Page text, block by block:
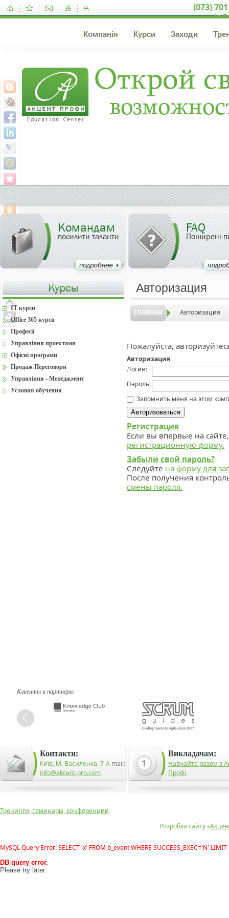
(073)
Компанія Курси Заходи
Командам
посилити таланти
FAQ
Поширені
Авторизация
ГЛАВНАЯ Авторизация
Пожалуйста,
Авторизация
Логин:
Пароль:
Запомнить меня на этом
Регистрация
Если вы впервые на
регистрационную форму.
Забыли свой пароль?
Следуйте на форму для
После получения
смены пароля.
IT курси
Office 365 курси
Професії
Управління проектами
Офісні програми
Продаж Переговори
Управління - Менеджмент
Условия обучения
Клиенты и партнеры
Контакти:
Київ, М. Василенка, 7-А mail:
info@akcent-pro.com
Викладачам:
Навчайте разом з
Профі
Розробка сайту «
Тренинги, семинары, конференции
MySQL Query Error: SELECT 'x' FROM b_event WHERE SUCCESS_EXEC='N' LIMIT
DB query error.
Please try later.